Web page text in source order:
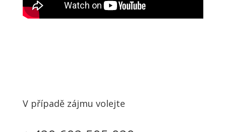
V případě zájmu volejte